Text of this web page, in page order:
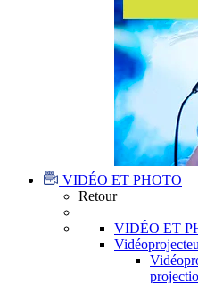
VIDÉO ET PHOTO
Retour
VIDÉO ET